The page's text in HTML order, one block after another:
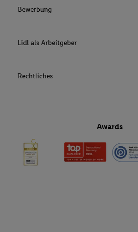
Bewerbung
Lidl als Arbeitgeber
Rechtliches
Awards